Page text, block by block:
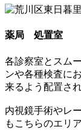
薬局 処置室
各診察室とスム
ンや各種検査に
来るよう配置さ
内視鏡手術やレ
もこちらのエリ